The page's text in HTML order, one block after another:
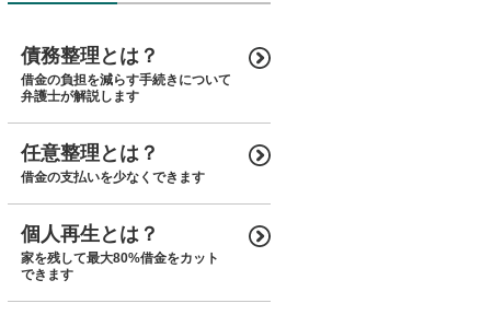
債務整理とは？
借金の負担を減らす手続きについて
弁護士が解説します
任意整理とは？
借金の支払いを少なくできます
個人再生とは？
家を残して最大80%借金をカット
できます